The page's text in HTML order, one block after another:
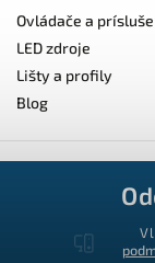
Ovládače a
LED zdroje
Lišty a profily
Blog